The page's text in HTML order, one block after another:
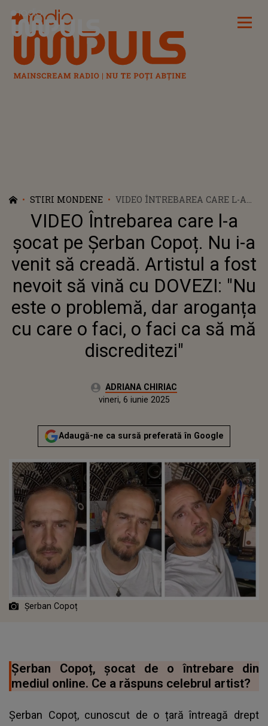
Radio Impuls
STIRI MONDENE
VIDEO ÎNTREBAREA CARE L-A
ȘOCAT PE ȘERBAN COPOȚ. NU I-
A VENIT SĂ CREADĂ. ARTISTUL
A FOST NEVOIT SĂ VINĂ CU
DOVEZI: "NU ESTE O PROBLEMĂ,
DAR AROGANȚA CU CARE O
FACI, O FACI CA SĂ MĂ
DISCREDITEZI"
VIDEO Întrebarea care l-a
șocat pe Șerban Copoț. Nu i-a
venit să creadă. Artistul a fost
nevoit să vină cu DOVEZI: "Nu
este o problemă, dar aroganța
cu care o faci, o faci ca să mă
discreditezi"
Autor:ADRIANA CHIRIAC
Actualizat:
vineri, 6 iunie 2025
Adaugă-ne ca sursă preferată în Google
Șerban Copoț
Șerban Copoț, șocat de o întrebare din
mediul online. Ce a răspuns celebrul artist?
Șerban Copoț, cunoscut de o țară întreagă drept